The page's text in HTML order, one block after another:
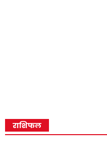
राशिफल